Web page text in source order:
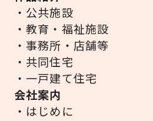
・公共施設
・教育・福祉施設
・事務所・店舗等
・共同住宅
・一戸建て住宅
会社案内
・はじめに